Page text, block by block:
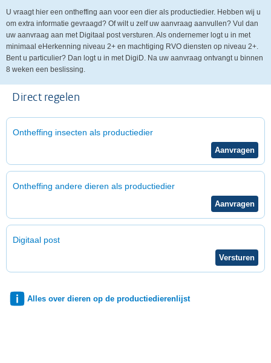
U vraagt hier een ontheffing aan voor een dier als productiedier. Hebben wij u
om extra informatie gevraagd? Of wilt u zelf uw aanvraag aanvullen? Vul dan
uw aanvraag aan met Digitaal post versturen. Als ondernemer logt u in met
minimaal eHerkenning niveau 2+ en machtiging RVO diensten op niveau 2+.
Bent u particulier? Dan logt u in met DigiD. Na uw aanvraag ontvangt u binnen
8 weken een beslissing.
Direct regelen
Ontheffing insecten als productiedier
Ontheffing andere dieren als productiedier
Digitaal post
Alles over dieren op de productiedierenlijst